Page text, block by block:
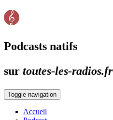
Podcasts natifs
sur toutes-les-radios.fr
Toggle navigation
Accueil